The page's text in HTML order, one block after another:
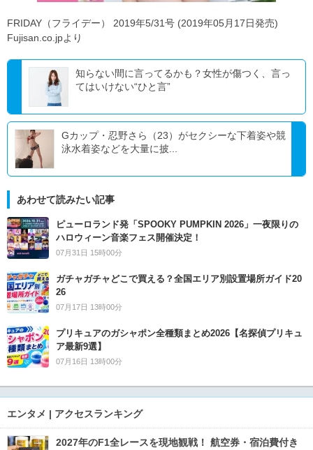
FRIDAY（フライデー） 2019年5/31号 (2019年05月17日発売)
Fujisan.co.jpより
知らない間に言ってるかも？女性が傷つく、言っ
てはいけない“ひと言”
Gカップ・忍野さら（23）がセクシーな下着姿や競
泳水着姿などを大量に披...
あわせて読みたい記事
ピューロランド発「SPOOKY PUMPKIN 2026」一夜限りの
ハロウィーン音楽フェス開催決定！
07月31日 15時00分
ガチャガチャどこで買える？全国エリア別設置場所ガイド20
26
07月17日 13時00分
プリキュアのガシャポン全種類まとめ2026【名探偵プリキュ
ア最新9選】
07月16日 13時00分
エンタメ | アクセスランキング
2027年のF1全レースを現地観戦！ 航空券・宿泊費付き